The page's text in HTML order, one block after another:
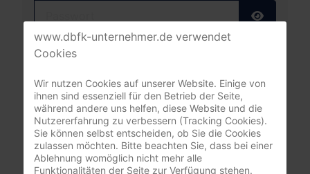
Angemeldet bleiben
Anmelden
Passwort vergessen?
Benutzername vergessen?
www.dbfk-unternehmer.de verwendet
Cookies
Wir nutzen Cookies auf unserer Website. Einige von
ihnen sind essenziell für den Betrieb der Seite,
während andere uns helfen, diese Website und die
Nutzererfahrung zu verbessern (Tracking Cookies).
Sie können selbst entscheiden, ob Sie die Cookies
zulassen möchten. Bitte beachten Sie, dass bei einer
Ablehnung womöglich nicht mehr alle
Funktionalitäten der Seite zur Verfügung stehen.